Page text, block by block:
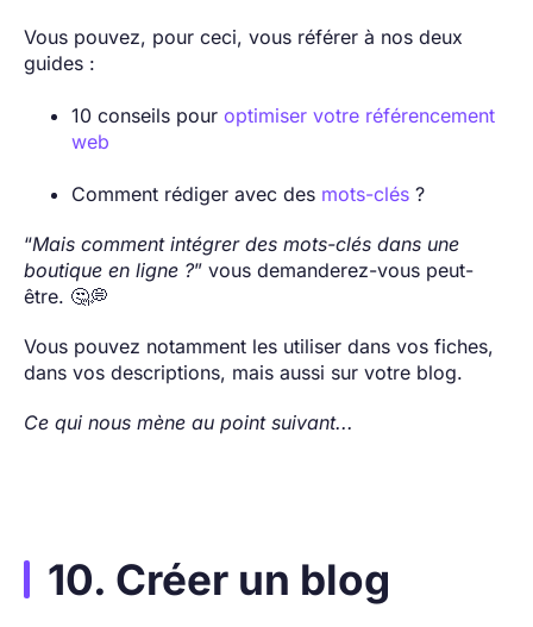
Vous pouvez, pour ceci, vous référer à nos deux
guides :
10 conseils pour optimiser votre référencement
web
Comment rédiger avec des mots-clés ?
“Mais comment intégrer des mots-clés dans une
boutique en ligne ?” vous demanderez-vous peut-
être. 🤔💭
Vous pouvez notamment les utiliser dans vos fiches,
dans vos descriptions, mais aussi sur votre blog.
Ce qui nous mène au point suivant...
10. Créer un blog